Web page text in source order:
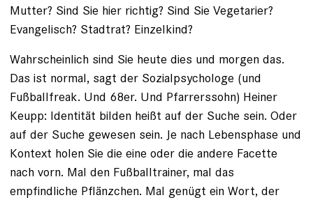
Mutter? Sind Sie hier richtig? Sind Sie Vegetarier?
Evangelisch? Stadtrat? Einzelkind?
Wahrscheinlich sind Sie heute dies und morgen das.
Das ist normal, sagt der Sozial­psychologe (und
Fußballfreak. Und 68er. Und Pfarrerssohn) Heiner
Keupp: Identität bilden heißt auf der Suche sein. Oder
auf der Suche gewesen sein. Je nach Lebensphase und
Kontext holen Sie die eine oder die andere Facette
nach vorn. Mal den Fußballtrainer, mal das
empfindliche Pflänzchen. Mal genügt ein Wort, der